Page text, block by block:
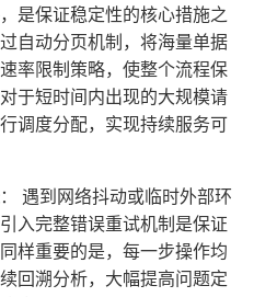
是保证稳定性的核心措施之
自动分页机制，将海量单据
率限制策略，使整个流程保
于短时间内出现的大规模请
调度分配，实现持续服务可
： 遇到网络抖动或临时外部环
入完整错误重试机制是保证
样重要的是，每一步操作均
回溯分析，大幅提高问题定